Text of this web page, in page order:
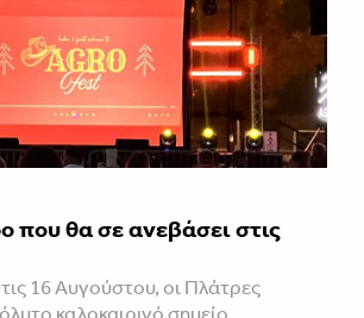
που θα σε ανεβάσει στις
16 Αυγούστου, οι Πλάτρες
καλοκαιρινό σημείο